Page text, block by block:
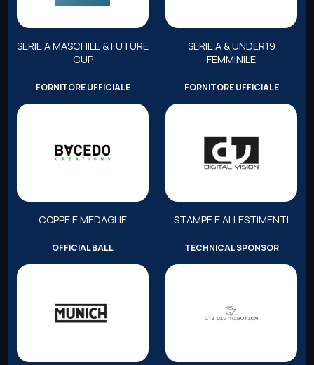
SERIE A MASCHILE & FUTURE
CUP
SERIE A & UNDER19
FEMMINILE
FORNITORE UFFICIALE
COPPE E MEDAGLIE
FORNITORE UFFICIALE
STAMPE E ALLESTIMENTI
OFFICIAL BALL TECHNICAL SPONSOR